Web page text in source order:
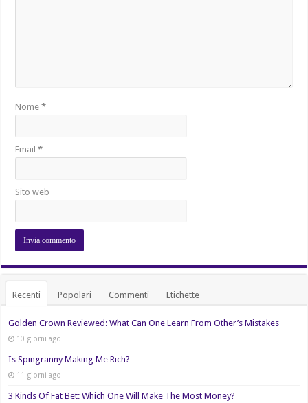
Nome*
Email*
Sito web
Recenti Popolari Commenti Etichette
Golden Crown Reviewed: What Can One Learn From Other’s Mistakes
10 giorni ago
Is Spingranny Making Me Rich?
11 giorni ago
3 Kinds Of Fat Bet: Which One Will Make The Most Money?